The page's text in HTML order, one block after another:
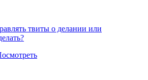
твиты о делании или